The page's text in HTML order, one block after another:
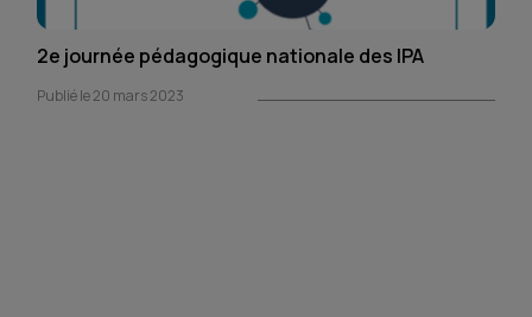
2e journée pédagogique nationale des IPA
Publié le 20 mars 2023